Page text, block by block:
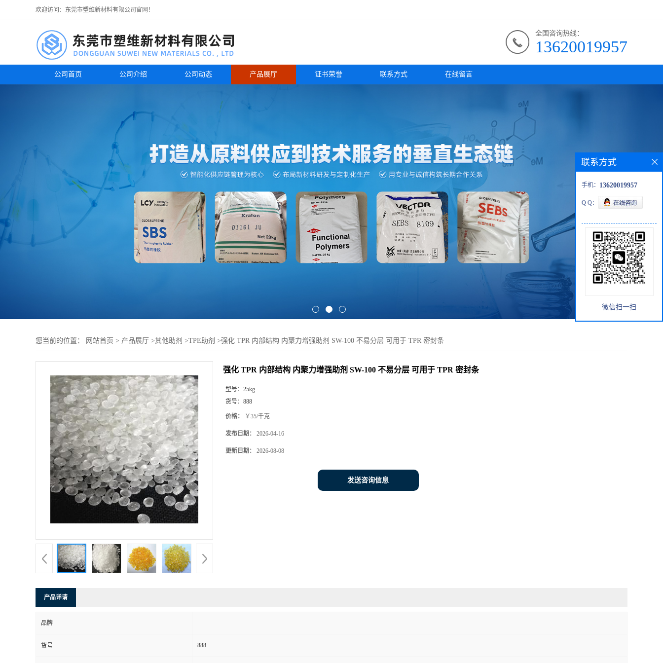
欢迎访问：东莞市塑维新材料有限公司官网！
全国咨询热线：
13620019957
公司首页 公司介绍 公司动态 产品展厅 证书荣誉 联系方式 在线留言
您当前的位置： 网站首页 > 产品展厅 >其他助剂 >TPE助剂 >强化 TPR 内部结构 内聚力增强助剂 SW-100 不易分层 可用于 TPR 密封条
强化 TPR 内部结构 内聚力增强助剂 SW-100 不易分层 可用于 TPR 密封条
型号： 25kg
货号： 888
价格： ￥35/千克
发布日期： 2026-04-16
更新日期： 2026-08-08
发送咨询信息
产品详请
品牌
货号 888
联系方式
手机： 13620019957
Q Q：
微信扫一扫